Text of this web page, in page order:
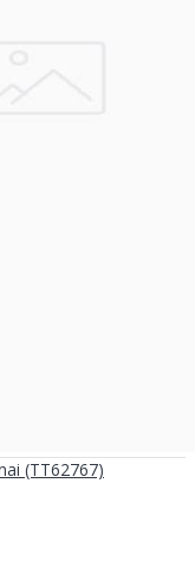
(TT62767)